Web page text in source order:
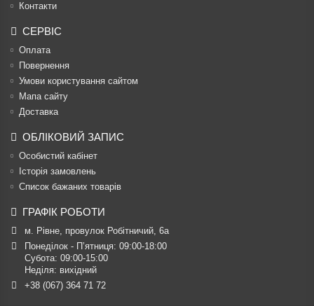
Контакти
СЕРВІС
Оплата
Повернення
Умови користування сайтом
Мапа сайту
Доставка
ОБЛІКОВИЙ ЗАПИС
Особистий кабінет
Історія замовлень
Список бажаних товарів
ГРАФІК РОБОТИ
м. Рівне, провулок Робітничий, 6а
Понеділок - П’ятниця: 09:00-18:00
Субота: 09:00-15:00
Неділя: вихідний
+38 (067) 364 71 72